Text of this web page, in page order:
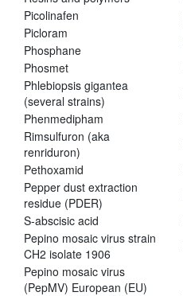
Picolinafen
Picloram
Phosphane
Phosmet
Phlebiopsis gigantea
(several strains)
Phenmedipham
Rimsulfuron (aka
renriduron)
Pethoxamid
Pepper dust extraction
residue (PDER)
S-abscisic acid
Pepino mosaic virus strain
CH2 isolate 1906
Pepino mosaic virus
(PepMV) European (EU)